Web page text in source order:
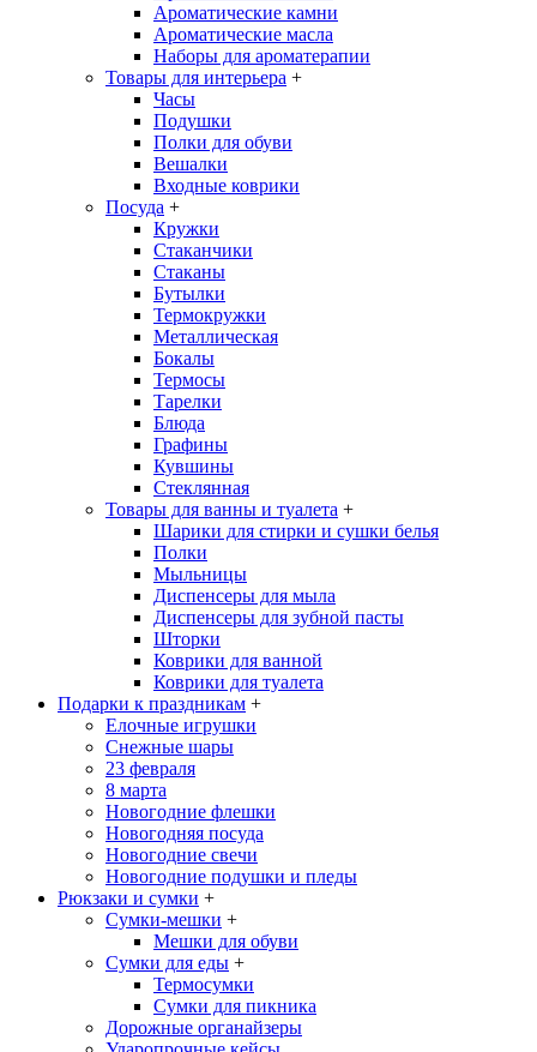
Ароматические камни
Ароматические масла
Наборы для ароматерапии
Товары для интерьера +
Часы
Подушки
Полки для обуви
Вешалки
Входные коврики
Посуда +
Кружки
Стаканчики
Стаканы
Бутылки
Термокружки
Металлическая
Бокалы
Термосы
Тарелки
Блюда
Графины
Кувшины
Стеклянная
Товары для ванны и туалета +
Шарики для стирки и сушки белья
Полки
Мыльницы
Диспенсеры для мыла
Диспенсеры для зубной пасты
Шторки
Коврики для ванной
Коврики для туалета
Подарки к праздникам +
Елочные игрушки
Снежные шары
23 февраля
8 марта
Новогодние флешки
Новогодняя посуда
Новогодние свечи
Новогодние подушки и пледы
Рюкзаки и сумки +
Сумки-мешки +
Мешки для обуви
Сумки для еды +
Термосумки
Сумки для пикника
Дорожные органайзеры